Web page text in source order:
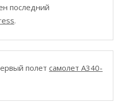
последний
.
полет самолет A340-